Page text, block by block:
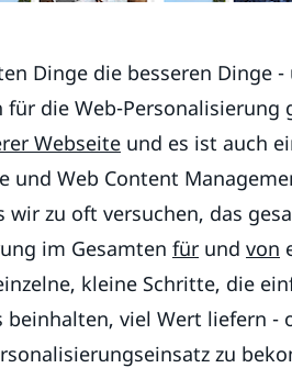
Dinge die besseren Dinge
für die Web-
Webseite und es ist auch
und Web Content
wir zu oft versuchen, das
im Gesamten für und von
kleine Schritte, die
viel Wert liefern -
zu